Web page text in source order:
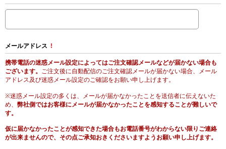
メールアドレス !
携帯電話の迷惑メール設定によってはご注文確認メールなどが届かない場合も
ございます。 ご注文後に自動配信のご注文確認メールが届かない場合、メール
アドレス及び迷惑メール設定のご確認をお願い申し上げます。
※迷惑メール設定の多くは、メールが届かなかったことを送信者に伝えないた
め、 弊社側ではお客様にメールが届かなかったことを感知することが難しいで
す。
仮に届かなかったことが感知できた場合もお電話番号がわからない限りご連絡
が出来ませんので、その点ご承知おきくださいますようお願い申し上げます。